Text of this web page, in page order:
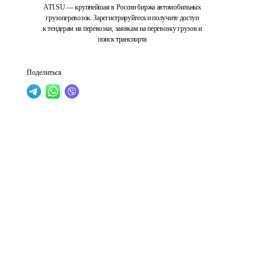
ATI.SU — крупнейшая в России биржа автомобильных
грузоперевозок. Зарегистрируйтесь и получите доступ
к тендерам на перевозки, заявкам на перевозку грузов и
поиск транспорта
Поделиться